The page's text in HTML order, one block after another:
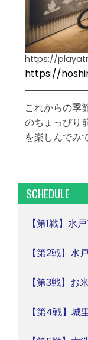
https://
https://
これからの季
のちょっぴり
を楽しんでみ
SCHEDULE
【第1戦】水
【第2戦】水
【第3戦】
【第4戦】城